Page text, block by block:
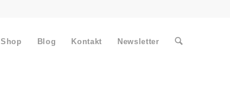
Shop Blog Kontakt Newsletter